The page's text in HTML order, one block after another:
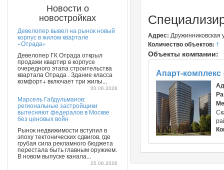
Новости о
новостройках
Девелопер вывел на рынок новый
корпус в жилом квартале
«Отрада»
Девелопер ГК Отрада открыл
продажи квартир в корпусе
очередного этапа строительства
квартала Отрада . Здание класса
комфорт+ включает три жилы...
30.06.2026
Марсель Габдульманов:
региональные застройщики
вытесняют федералов в Москве
без ценовых войн
Рынок недвижимости вступил в
эпоху тектонических сдвигов, где
грубая сила рекламного бюджета
перестала быть главным оружием.
В новом выпуске канала...
25.06.2026
Адрес: Дружинниковская
Количество объектов: 1
Объекты компании:
Апарт-